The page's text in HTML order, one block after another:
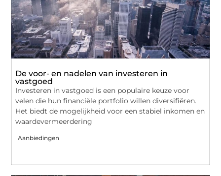
De voor- en nadelen van investeren in
vastgoed
Investeren in vastgoed is een populaire keuze voor
velen die hun financiële portfolio willen diversifiëren.
Het biedt de mogelijkheid voor een stabiel inkomen en
waardevermeerdering
Aanbiedingen